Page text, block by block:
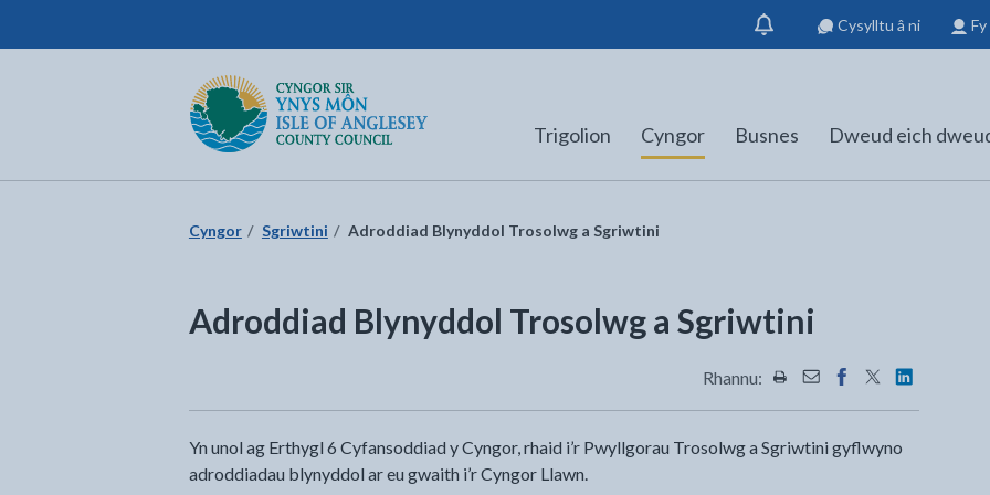
Dangos
hysbysiad
Cysylltu â ni
Cyngor Sir Ynys MônDychwelyd i'r dudalen gartref
Trigolion Cyngor Busnes Dweud eich
Cyngor Sgriwtini Adroddiad Blynyddol Trosolwg a Sgriwtini
Adroddiad Blynyddol Trosolwg a Sgriwtini
Rhannu: Rhannwch y dudalen hon
Rhannwch y dudalen
Rhannwch y
Rhannwch y
Rhannwch
Yn unol ag Erthygl 6 Cyfansoddiad y Cyngor, rhaid i’r Pwyllgorau Trosolwg a Sgriwtini gyflwyno
adroddiadau blynyddol ar eu gwaith i’r Cyngor Llawn.